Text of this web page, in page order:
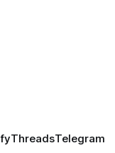
ThreadsTelegram